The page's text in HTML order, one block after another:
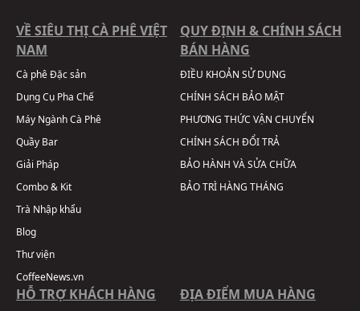
VỀ SIÊU THỊ CÀ PHÊ VIỆT
NAM
Cà phê Đặc sản
Dụng Cụ Pha Chế
Máy Ngành Cà Phê
Quầy Bar
Giải Pháp
Combo & Kit
Trà Nhập khẩu
Blog
Thư viện
CoffeeNews.vn
QUY ĐỊNH & CHÍNH SÁCH
BÁN HÀNG
ĐIỀU KHOẢN SỬ DỤNG
CHÍNH SÁCH BẢO MẬT
PHƯƠNG THỨC VẬN CHUYỂN
CHÍNH SÁCH ĐỔI TRẢ
BẢO HÀNH VÀ SỬA CHỮA
BẢO TRÌ HÀNG THÁNG
HỖ TRỢ KHÁCH HÀNG ĐỊA ĐIỂM MUA HÀNG